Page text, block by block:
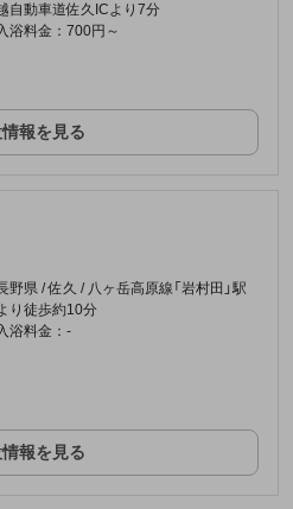
自動車道佐久ICより7分
浴料金：700円～
報を見る
野県 / 佐久 / 八ヶ岳高原線「岩村田」駅
り徒歩約10分
入浴料金：-
報を見る